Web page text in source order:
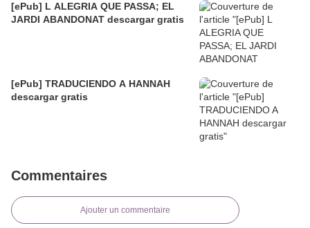
[ePub] L ALEGRIA QUE PASSA; EL
JARDI ABANDONAT descargar gratis
[ePub] TRADUCIENDO A HANNAH
descargar gratis
Commentaires
Ajouter un commentaire